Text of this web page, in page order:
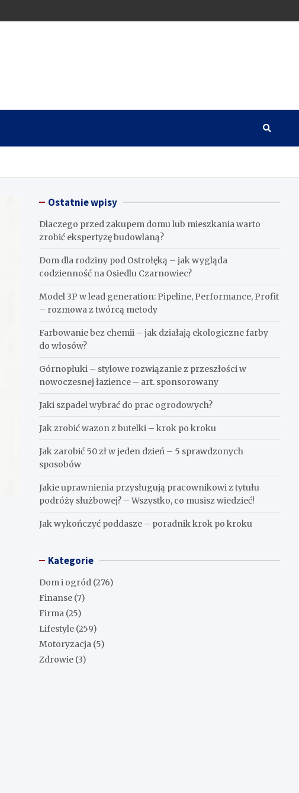
Ostatnie wpisy
Dlaczego przed zakupem domu lub mieszkania warto
zrobić ekspertyzę budowlaną?
Dom dla rodziny pod Ostrołęką – jak wygląda
codzienność na Osiedlu Czarnowiec?
Model 3P w lead generation: Pipeline, Performance, Profit
– rozmowa z twórcą metody
Farbowanie bez chemii – jak działają ekologiczne farby
do włosów?
Górnopłuki – stylowe rozwiązanie z przeszłości w
nowoczesnej łazience – art. sponsorowany
Jaki szpadel wybrać do prac ogrodowych?
Jak zrobić wazon z butelki – krok po kroku
Jak zarobić 50 zł w jeden dzień – 5 sprawdzonych
sposobów
Jakie uprawnienia przysługują pracownikowi z tytułu
podróży służbowej? – Wszystko, co musisz wiedzieć!
Jak wykończyć poddasze – poradnik krok po kroku
Kategorie
Dom i ogród (276)
Finanse (7)
Firma (25)
Lifestyle (259)
Motoryzacja (5)
Zdrowie (3)